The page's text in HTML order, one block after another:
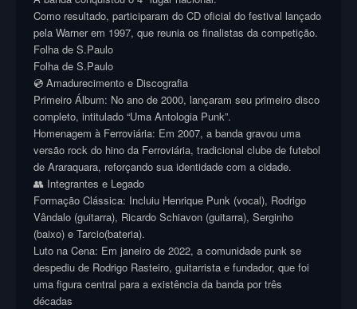
Como resultado, participaram do CD oficial do festival lançado
pela Warner em 1997, que reunia os finalistas da competição.
Folha de S.Paulo
Folha de S.Paulo
💿 Amadurecimento e Discografia
Primeiro Álbum: No ano de 2000, lançaram seu primeiro disco
completo, intitulado “Uma Antologia Punk”.
Homenagem à Ferroviária: Em 2007, a banda gravou uma
versão rock do hino da Ferroviária, tradicional clube de futebol
de Araraquara, reforçando sua identidade com a cidade.
👥 Integrantes e Legado
Formação Clássica: Incluiu Henrique Punk (vocal), Rodrigo
Vândalo (guitarra), Ricardo Schiavon (guitarra), Serginho
(baixo) e Tarcio(bateria).
Luto na Cena: Em janeiro de 2022, a comunidade punk se
despediu de Rodrigo Rasteiro, guitarrista e fundador, que foi
uma figura central para a existência da banda por três
décadas